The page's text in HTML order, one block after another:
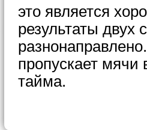
это является
результаты двух
пропускает мячи
тайма.